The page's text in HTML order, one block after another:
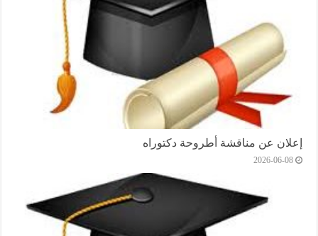
إعلان عن مناقشة أطروحة دكتوراه
2026-06-08